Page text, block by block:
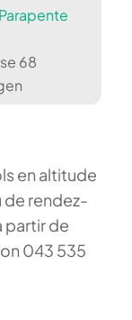
68
en altitude
de rendez-
partir de
043 535